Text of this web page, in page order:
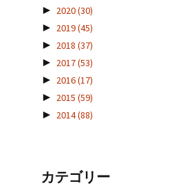
► 2020(30)
► 2019(45)
► 2018 (37)
► 2017(53)
► 2016(17)
► 2015 (59)
► 2014(88)
カテゴリー